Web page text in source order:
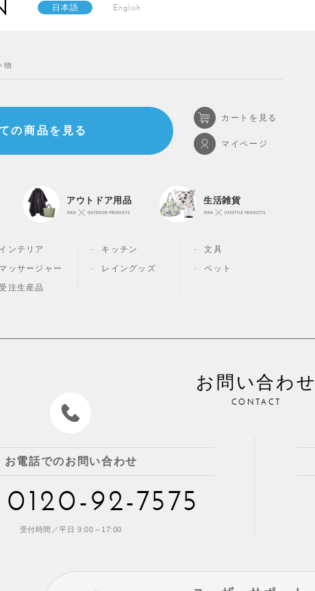
日本語 English
物
の商品を見る
カートを見る
マイページ
アウトドア用品 生活雑貨
インテリア キッチン
文具
マッサージャー レイングッズ
ペット
注生産品
お問い合わせ
CONTACT
お電話でのお問い合わせ
0120-92-7575
受付時間／平日 9:00～17:00